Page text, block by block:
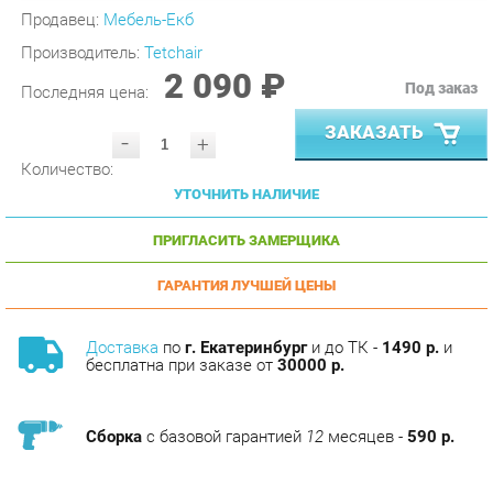
Производитель:Tetchair
Последняя цена: 2 090 ₽
- +
ЗАКАЗАТЬ
УТОЧНИТЬ НАЛИЧИЕ
ПРИГЛАСИТЬ ЗАМЕРЩИКА
ГАРАНТИЯ ЛУЧШЕЙ ЦЕНЫ
и до ТК -
бесплатна при заказе от30000 р.
Подъём на этаж - 200 р. Без лифта - 3 рубля за кг.